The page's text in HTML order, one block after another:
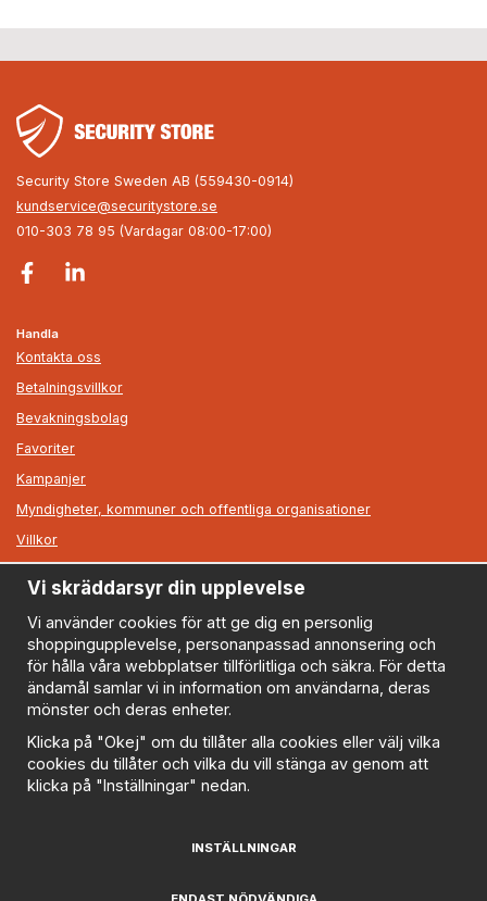
Security Store Sweden AB (559430-0914)
kundservice@securitystore.se
010-303 78 95 (Vardagar 08:00-17:00)
Handla
Kontakta oss
Betalningsvillkor
Bevakningsbolag
Favoriter
Kampanjer
Myndigheter, kommuner och offentliga organisationer
Villkor
Information
Om oss
Nyheter
Nyhetsbrev
Logga in
Om cookies
Cookie inställningar
Policy
Vi skräddarsyr din upplevelse
Vi använder cookies för att ge dig en personlig
shoppingupplevelse, personanpassad annonsering och
för hålla våra webbplatser tillförlitliga och säkra. För detta
ändamål samlar vi in information om användarna, deras
mönster och deras enheter.
Klicka på "Okej" om du tillåter alla cookies eller välj vilka
cookies du tillåter och vilka du vill stänga av genom att
klicka på "Inställningar" nedan.
INSTÄLLNINGAR